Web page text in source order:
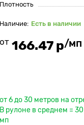
Плотность
Есть в наличии
от 166.47 р/мп
от 6 до 30 метров на
В рулоне в среднем =
мп